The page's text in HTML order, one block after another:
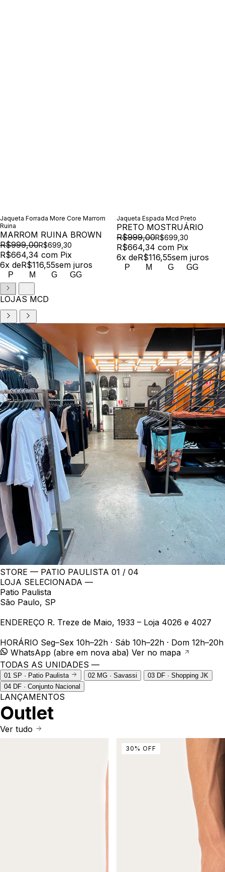
Jaqueta Forrada More Core Marrom
Ruina
MARROM RUINA BROWN
R$999,00R$699,30
R$664,34 com Pix
6x deR$116,55sem juros
P M G GG
Jaqueta Espada Mcd Preto
PRETO MOSTRUÁRIO
R$999,00R$699,30
R$664,34 com Pix
6x deR$116,55sem juros
P M G GG
LOJAS MCD
STORE — PATIO PAULISTA 01 / 04
LOJA SELECIONADA —
Patio Paulista
São Paulo, SP
ENDEREÇO R. Treze de Maio, 1933 – Loja 4026 e 4027
HORÁRIO Seg–Sex 10h–22h · Sáb 10h–22h · Dom 12h–20h
WhatsApp (abre em nova aba) Ver no mapa
TODAS AS UNIDADES —
01 SP · Patio Paulista 02 MG · Savassi 03 DF · Shopping JK
04 DF · Conjunto Nacional
LANÇAMENTOS
Outlet
Ver tudo
30 % OFF